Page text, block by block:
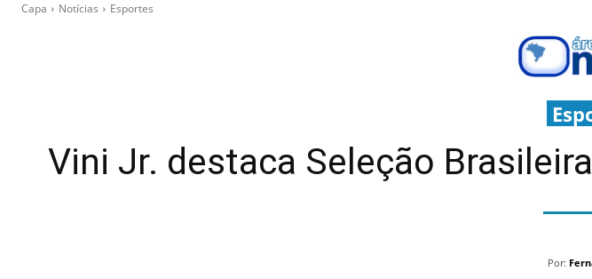
Capa Notícias Esportes
Vini Jr. destaca Seleção
Por: